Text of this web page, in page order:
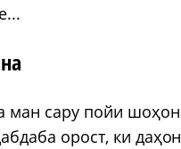
сару пойи
орост, ки